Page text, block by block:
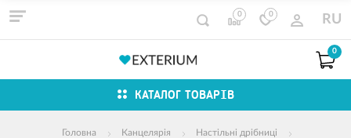
0 0 RU
0
КАТАЛОГ ТОВАРІВ
Головна Канцелярія
Настільні дрібниці